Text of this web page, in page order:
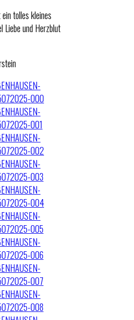
tolles kleines
Liebe und Herzblut